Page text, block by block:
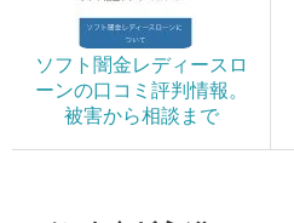
ソフト闇金レディースロ
ーンの口コミ評判情報。
被害から相談まで